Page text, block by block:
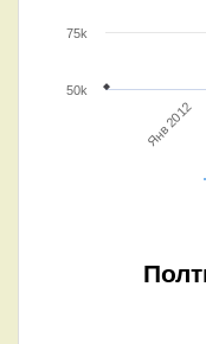
Янв 2012
50k
75k